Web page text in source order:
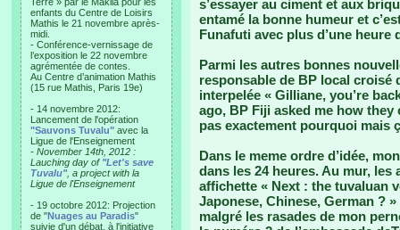
enfants du Centre de Loisirs
Mathis le 21 novembre après-
midi.
- Conférence-vernissage de
l’exposition le 22 novembre
agrémentée de contes.
Au Centre d’animation Mathis
(15 rue Mathis, Paris 19e)
- 14 novembre 2012:
Lancement de l'opération
"Sauvons Tuvalu" avec la
Ligue de l'Enseignement
- November 14th, 2012 :
Lauching day of "Let's save
Tuvalu", a project with la
Ligue de l'Enseignement
- 19 octobre 2012: Projection
de "Nuages au Paradis"
suivie d'un débat, à l'initiative
s’essayer au ciment et aux
entamé la bonne humeur et
Funafuti avec plus d’une heure
Parmi les autres bonnes
responsable de BP local croisé
interpelée « Gilliane, you’re
ago, BP Fiji asked me how
pas exactement pourquoi mais
Dans le meme ordre d’idée,
dans les 24 heures. Au mur,
affichette « Next : the tuvaluan
Japonese, Chinese, German ?
malgré les rasades de mon